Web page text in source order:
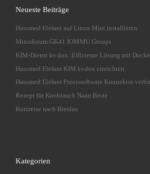
Neueste Beiträge
Hasomed Elefant auf Linux Mint installieren
Minisforum GK41 IOMMU Groups
KIM-Dienst kv.dox: Effiziente Lösung mit
Hasomed Elefant KIM kvdox einrichten
Hasomed Elefant Praxissoftware Konnektor
Rezept für Knoblauch Naan Brote
Kurzreise nach Breslau
Kategorien